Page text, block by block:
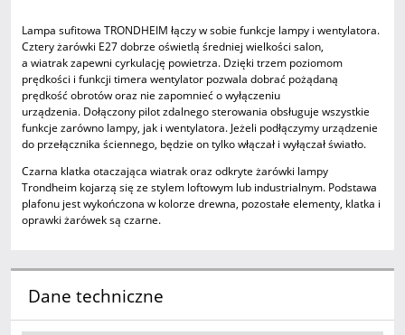
Lampa sufitowa TRONDHEIM łączy w sobie funkcje lampy i wentylatora.
Cztery żarówki E27 dobrze oświetlą średniej wielkości salon,
a wiatrak zapewni cyrkulację powietrza. Dzięki trzem poziomom
prędkości i funkcji timera wentylator pozwala dobrać pożądaną
prędkość obrotów oraz nie zapomnieć o wyłączeniu
urządzenia. Dołączony pilot zdalnego sterowania obsługuje wszystkie
funkcje zarówno lampy, jak i wentylatora. Jeżeli podłączymy urządzenie
do przełącznika ściennego, będzie on tylko włączał i wyłączał światło.
Czarna klatka otaczająca wiatrak oraz odkryte żarówki lampy
Trondheim kojarzą się ze stylem loftowym lub industrialnym. Podstawa
plafonu jest wykończona w kolorze drewna, pozostałe elementy, klatka i
oprawki żarówek są czarne.
Dane techniczne